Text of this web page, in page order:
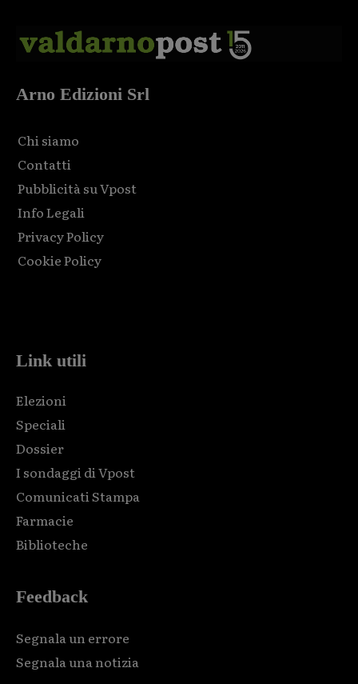
Arno Edizioni Srl
Chi siamo
Contatti
Pubblicità su Vpost
Info Legali
Privacy Policy
Cookie Policy
Link utili
Elezioni
Speciali
Dossier
I sondaggi di Vpost
Comunicati Stampa
Farmacie
Biblioteche
Feedback
Segnala un errore
Segnala una notizia